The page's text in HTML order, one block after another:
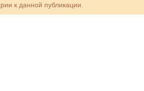
к данной публикации.